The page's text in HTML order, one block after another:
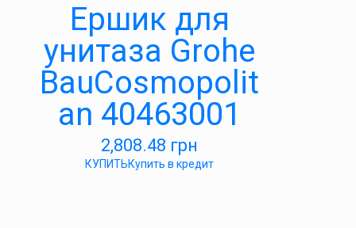
Ершик для
унитаза Grohe
BauCosmopolit
an 40463001
2,808.48 грн
КУПИТЬКупить в кредит